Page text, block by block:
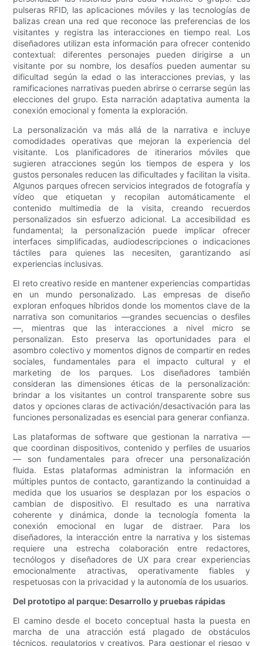
pulseras RFID, las aplicaciones móviles y las tecnologías de
balizas crean una red que reconoce las preferencias de los
visitantes y registra las interacciones en tiempo real. Los
diseñadores utilizan esta información para ofrecer contenido
contextual: diferentes personajes pueden dirigirse a un
visitante por su nombre, los desafíos pueden aumentar su
dificultad según la edad o las interacciones previas, y las
ramificaciones narrativas pueden abrirse o cerrarse según las
elecciones del grupo. Esta narración adaptativa aumenta la
conexión emocional y fomenta la exploración.
La personalización va más allá de la narrativa e incluye
comodidades operativas que mejoran la experiencia del
visitante. Los planificadores de itinerarios móviles que
sugieren atracciones según los tiempos de espera y los
gustos personales reducen las dificultades y facilitan la visita.
Algunos parques ofrecen servicios integrados de fotografía y
vídeo que etiquetan y recopilan automáticamente el
contenido multimedia de la visita, creando recuerdos
personalizados sin esfuerzo adicional. La accesibilidad es
fundamental; la personalización puede implicar ofrecer
interfaces simplificadas, audiodescripciones o indicaciones
táctiles para quienes las necesiten, garantizando así
experiencias inclusivas.
El reto creativo reside en mantener experiencias compartidas
en un mundo personalizado. Las empresas de diseño
exploran enfoques híbridos donde los momentos clave de la
narrativa son comunitarios —grandes secuencias o desfiles
—, mientras que las interacciones a nivel micro se
personalizan. Esto preserva las oportunidades para el
asombro colectivo y momentos dignos de compartir en redes
sociales, fundamentales para el impacto cultural y el
marketing de los parques. Los diseñadores también
consideran las dimensiones éticas de la personalización:
brindar a los visitantes un control transparente sobre sus
datos y opciones claras de activación/desactivación para las
funciones personalizadas es esencial para generar confianza.
Las plataformas de software que gestionan la narrativa —
que coordinan dispositivos, contenido y perfiles de usuarios
— son fundamentales para ofrecer una personalización
fluida. Estas plataformas administran la información en
múltiples puntos de contacto, garantizando la continuidad a
medida que los usuarios se desplazan por los espacios o
cambian de dispositivo. El resultado es una narrativa
coherente y dinámica, donde la tecnología fomenta la
conexión emocional en lugar de distraer. Para los
diseñadores, la interacción entre la narrativa y los sistemas
requiere una estrecha colaboración entre redactores,
tecnólogos y diseñadores de UX para crear experiencias
emocionalmente atractivas, operativamente fiables y
respetuosas con la privacidad y la autonomía de los usuarios.
Del prototipo al parque: Desarrollo y pruebas rápidas
El camino desde el boceto conceptual hasta la puesta en
marcha de una atracción está plagado de obstáculos
técnicos, regulatorios y creativos. Para gestionar el riesgo y